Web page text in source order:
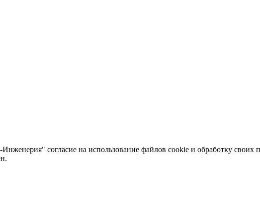
согласие на использование файлов cookie и обработку